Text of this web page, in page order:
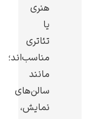
هنری
یا
تئاتری
مناسب‌اند؛
مانند
سالن‌های
نمایش،